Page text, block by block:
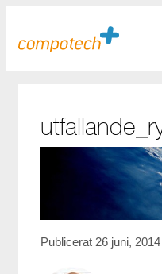
Publicerat 26 juni, 2014